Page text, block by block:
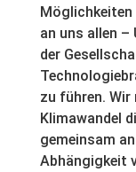
an uns allen –
der
zu führen. Wir
Klimawandel
gemeinsam
Abhängigkeit